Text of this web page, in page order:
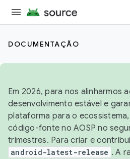
DOCUMENTAÇÃO
Em 2026, para nos alinharmos
desenvolvimento estável e
plataforma para o
código-fonte no AOSP no
trimestres. Para criar e
android-latest-release . A